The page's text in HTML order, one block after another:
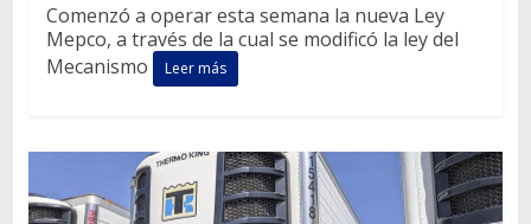
Comenzó a operar esta semana la nueva Ley
Mepco, a través de la cual se modificó la ley del
Mecanismo
Leer más